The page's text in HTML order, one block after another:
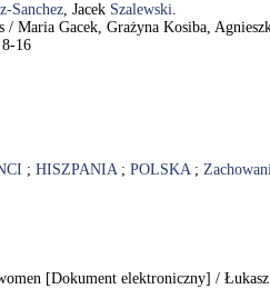
Sanchez, Jacek Szalewski.
Maria Gacek, Grażyna Kosiba,
16
; HISZPANIA; POLSKA;
[Dokument elektroniczny] /